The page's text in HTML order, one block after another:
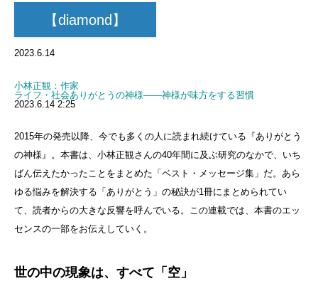
【diamond】
2023.6.14
小林正観 ：作家
ライフ・社会ありがとうの神様――神様が味方をする習慣
2023.6.14 2:25
2015年の発売以降、今でも多くの人に読まれ続けている『ありがとう
の神様』。本書は、小林正観さんの40年間に及ぶ研究のなかで、いち
ばん伝えたかったことをまとめた「ベスト・メッセージ集」だ。あら
ゆる悩みを解決する「ありがとう」の秘訣が1冊にまとめられてい
て、読者からの大きな反響を呼んでいる。この連載では、本書のエッ
センスの一部をお伝えしていく。
世の中の現象は、すべて「空」